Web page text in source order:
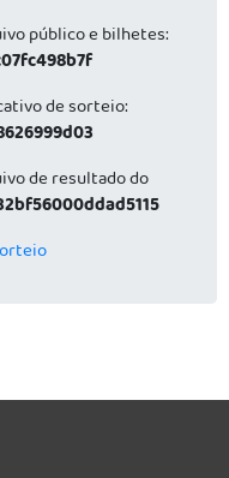
público e bilhetes:
de sorteio:
de resultado do